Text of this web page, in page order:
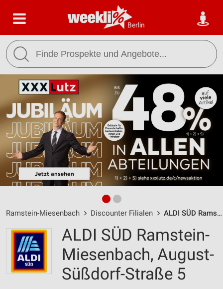
Berlin
Ramstein-Miesenbach Discounter Filialen ALDI SÜD Ramstein-Miesenbach / August-Süßdorf-Straße 5 - Öffnungszeiten & Adresse
ALDI SÜD Ramstein-
Miesenbach, August-
Süßdorf-Straße 5